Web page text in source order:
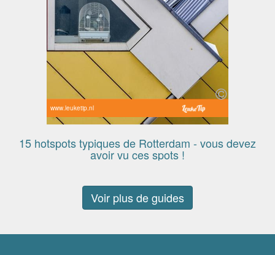
www.leuketip.nl
15 hotspots typiques de Rotterdam - vous devez
avoir vu ces spots !
Voir plus de guides